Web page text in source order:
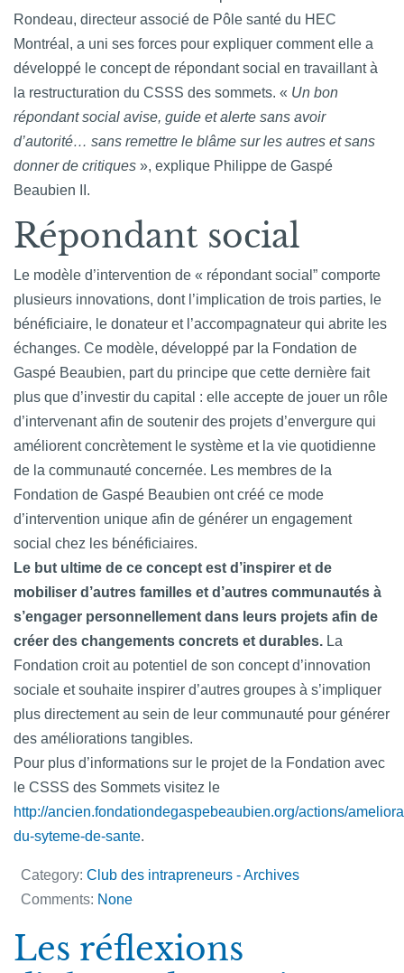
Rondeau, directeur associé de Pôle santé du HEC
Montréal, a uni ses forces pour expliquer comment elle a
développé le concept de répondant social en travaillant à
la restructuration du CSSS des sommets. « Un bon
répondant social avise, guide et alerte sans avoir
d’autorité… sans remettre le blâme sur les autres et sans
donner de critiques », explique Philippe de Gaspé
Beaubien II.
Répondant social
Le modèle d’intervention de « répondant social” comporte
plusieurs innovations, dont l’implication de trois parties, le
bénéficiaire, le donateur et l’accompagnateur qui abrite les
échanges. Ce modèle, développé par la Fondation de
Gaspé Beaubien, part du principe que cette dernière fait
plus que d’investir du capital : elle accepte de jouer un rôle
d’intervenant afin de soutenir des projets d’envergure qui
améliorent concrètement le système et la vie quotidienne
de la communauté concernée. Les membres de la
Fondation de Gaspé Beaubien ont créé ce mode
d’intervention unique afin de générer un engagement
social chez les bénéficiaires.
Le but ultime de ce concept est d’inspirer et de
mobiliser d’autres familles et d’autres communautés à
s’engager personnellement dans leurs projets afin de
créer des changements concrets et durables. La
Fondation croit au potentiel de son concept d’innovation
sociale et souhaite inspirer d’autres groupes à s’impliquer
plus directement au sein de leur communauté pour générer
des améliorations tangibles.
Pour plus d’informations sur le projet de la Fondation avec
le CSSS des Sommets visitez le
http://ancien.fondationdegaspebeaubien.org/actions/
du-syteme-de-sante.
Category: Club des intrapreneurs - Archives
Comments: None
Les réflexions